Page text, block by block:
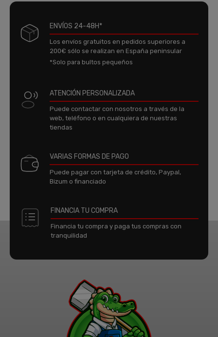
ENVÍOS 24-48H*
Los envíos gratuitos en pedidos superiores a
200€ sólo se realizan en España peninsular
*Solo para bultos pequeños
ATENCIÓN PERSONALIZADA
Puede contactar con nosotros a través de la
web, teléfono o en cualquiera de nuestras
tiendas
VARIAS FORMAS DE PAGO
Puede pagar con tarjeta de crédito, Paypal,
Bizum o financiado
FINANCIA TU COMPRA
Financia tu compra y paga tus compras con
tranquilidad